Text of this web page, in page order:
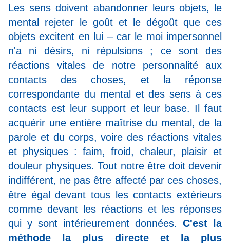
Les sens doivent abandonner leurs objets, le
mental rejeter le goût et le dégoût que ces
objets excitent en lui – car le moi impersonnel
n'a ni désirs, ni répulsions ; ce sont des
réactions vitales de notre personnalité aux
contacts des choses, et la réponse
correspondante du mental et des sens à ces
contacts est leur support et leur base. Il faut
acquérir une entière maîtrise du mental, de la
parole et du corps, voire des réactions vitales
et physiques : faim, froid, chaleur, plaisir et
douleur physiques. Tout notre être doit devenir
indifférent, ne pas être affecté par ces choses,
être égal devant tous les contacts extérieurs
comme devant les réactions et les réponses
qui y sont intérieurement données. C'est la
méthode la plus directe et la plus